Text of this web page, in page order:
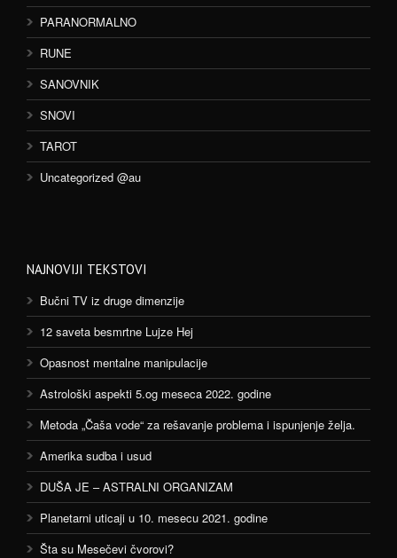
PARANORMALNO
RUNE
SANOVNIK
SNOVI
TAROT
Uncategorized @au
NAJNOVIJI TEKSTOVI
Bučni TV iz druge dimenzije
12 saveta besmrtne Lujze Hej
Opasnost mentalne manipulacije
Astrološki aspekti 5.og meseca 2022. godine
Metoda „Čaša vode“ za rešavanje problema i ispunjenje želja.
Amerika sudba i usud
DUŠA JE – ASTRALNI ORGANIZAM
Planetarni uticaji u 10. mesecu 2021. godine
Šta su Mesečevi čvorovi?